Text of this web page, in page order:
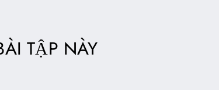
TẬP NÀY